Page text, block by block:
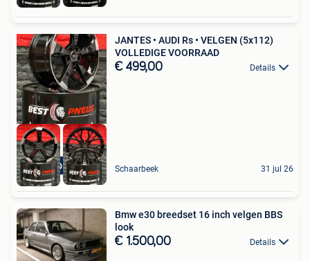
STOCK DISPONIBLE
JANTES • AUDI Rs • VELGEN (5x112)
VOLLEDIGE VOORRAAD
€ 499,00 Details
Schaarbeek 31 jul 26
Bmw e30 breedset 16 inch velgen BBS
look
€ 1.500,00 Details